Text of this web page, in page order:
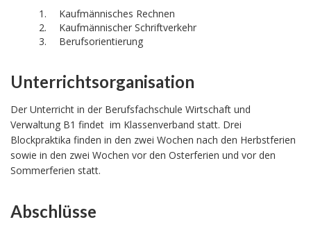
Kaufmännisches Rechnen
Kaufmännischer Schriftverkehr
Berufsorientierung
Unterrichtsorganisation
Der Unterricht in der Berufsfachschule Wirtschaft und
Verwaltung B1 findet im Klassenverband statt. Drei
Blockpraktika finden in den zwei Wochen nach den Herbstferien
sowie in den zwei Wochen vor den Osterferien und vor den
Sommerferien statt.
Abschlüsse